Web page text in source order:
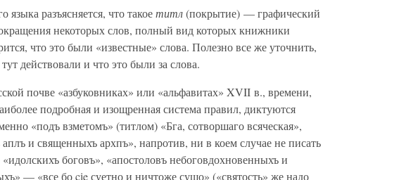
языка разъясняется, что такоетитл(покрытие) — графический
некоторых слов, полный вид которых книжники
что это были «известные» слова. Полезно все же уточнить,
действовали и что это были за слова.
почве «азбуковниках» или «альфавитах» XVII в., времени,
подробная и изощренная система правил, диктуются
«подъ взметомъ» (титлом) «Бга, сотворшаго всяческая»,
аплъ и священныхъ архпъ», напротив, ни в коем случае не писать
боговъ», «апостоловъ небоговдохновенныхъ и
— «все бо cіe суетно и ничтоже сущо» («святость» же надо